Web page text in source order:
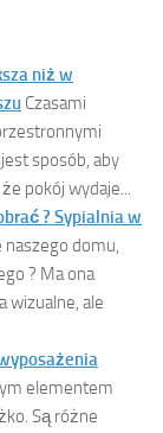
niż w
Czasami
sposób, aby
pokój wydaje...
? Sypialnia w
domu,
? Ma ona
wizualne, ale
elementem
Są różne